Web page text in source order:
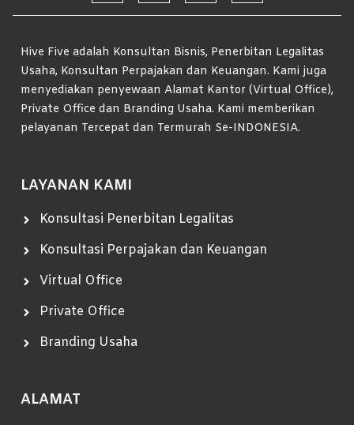
Hive Five adalah Konsultan Bisnis, Penerbitan Legalitas
Usaha, Konsultan Perpajakan dan Keuangan. Kami juga
menyediakan penyewaan Alamat Kantor (Virtual Office),
Private Office dan Branding Usaha. Kami memberikan
pelayanan Tercepat dan Termurah Se-INDONESIA.
LAYANAN KAMI
Konsultasi Penerbitan Legalitas
Konsultasi Perpajakan dan Keuangan
Virtual Office
Private Office
Branding Usaha
ALAMAT